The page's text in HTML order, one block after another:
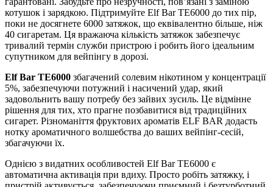
котушок і зарядкою. Підтримуйте Elf Bar TE6000 до тих пір,
поки не досягнете 6000 затяжок, що еквівалентно більше, ніж
40 сигаретам. Ця вражаюча кількість затяжок забезпечує
тривалий термін служби пристрою і робить його ідеальним
супутником для вейпінгу в дорозі.
Elf Bar TE6000 збагачений солевим нікотином у концентрації
5%, забезпечуючи потужний і насичений удар, який
задовольнить вашу потребу без зайвих зусиль. Це відмінне
рішення для тих, хто прагне позбавитися від традиційних
сигарет. Різноманіття фруктових ароматів ELF BAR додасть
нотку ароматичного волшебства до ваших вейпінг-сесій,
збагачуючи їх.
Однією з видатних особливостей Elf Bar TE6000 є
автоматична активація при вдиху. Просто робіть затяжку, і